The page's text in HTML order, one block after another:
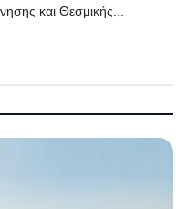
και Θεσμικής...